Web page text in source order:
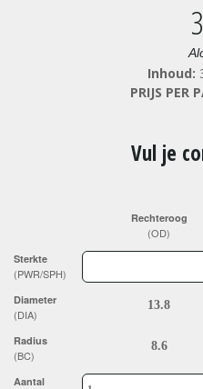
Inhoud:
PRIJS PER
Vul je
Sterkte
(PWR/SPH)
Diameter
(DIA)
Radius
(BC)
Aantal
Rechteroog
(OD)